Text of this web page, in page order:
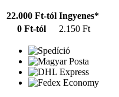
22.000 Ft-tól Ingyenes*
0 Ft-tól
2.150 Ft